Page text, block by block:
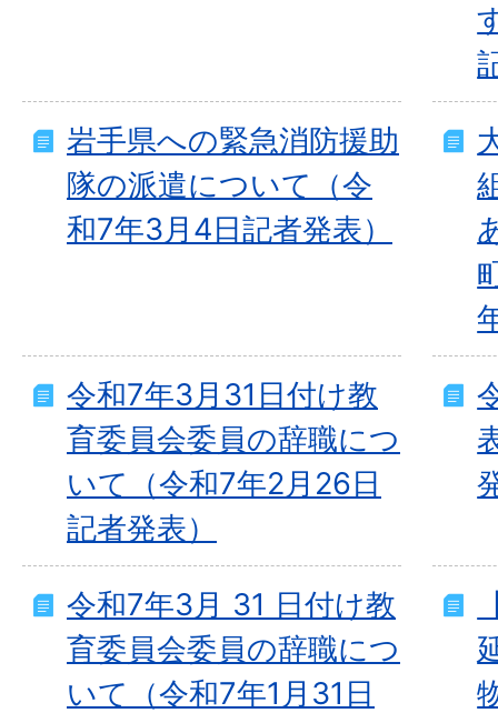
岩手県への緊急消防援助
隊の派遣について（令
和7年3月4日記者発表）
令和7年3月31日付け教
育委員会委員の辞職につ
いて（令和7年2月26日
記者発表）
令和7年3月 31 日付け教
育委員会委員の辞職につ
いて（令和7年1月31日